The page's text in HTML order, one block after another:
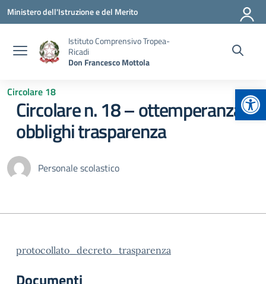
Vai ai contenuti
Vai al menu di navigazione
Vai al footer
Ministero dell'Istruzione e del Merito
Istituto Comprensivo Tropea-
Ricadi
Don Francesco Mottola
Circolare 18
Circolare n. 18 – ottemperanza
obblighi trasparenza
Personale scolastico
protocollato_decreto_trasparenza